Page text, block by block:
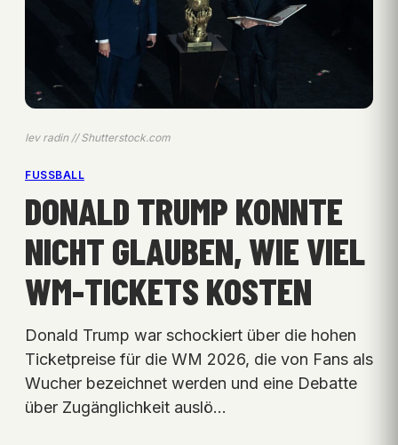
lev radin // Shutterstock.com
FUSSBALL
DONALD TRUMP KONNTE
NICHT GLAUBEN, WIE VIEL
WM-TICKETS KOSTEN
Donald Trump war schockiert über die hohen
Ticketpreise für die WM 2026, die von Fans als
Wucher bezeichnet werden und eine Debatte
über Zugänglichkeit auslö…